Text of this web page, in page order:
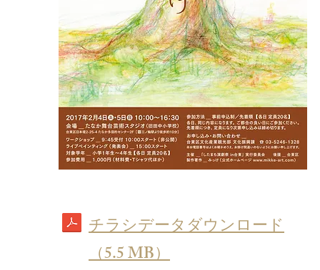
​チラシデータダウンロード
（5.5 MB）